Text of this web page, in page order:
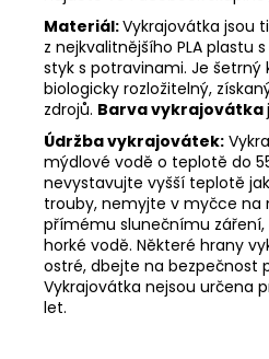
Materiál:Vykrajovátka jsou
z nejkvalitnějšího PLA plastu
styk s potravinami. Je
biologicky rozložitelný,
zdrojů. Barva vykrajovátka
Údržba vykrajovátek:
mýdlové vodě o teplotě do
nevystavujte vyšší teplotě
trouby, nemyjte v myčce na
přímému slunečnímu
horké vodě. Některé hrany
ostré, dbejte na bezpečnost
Vykrajovátka nejsou určena
let.